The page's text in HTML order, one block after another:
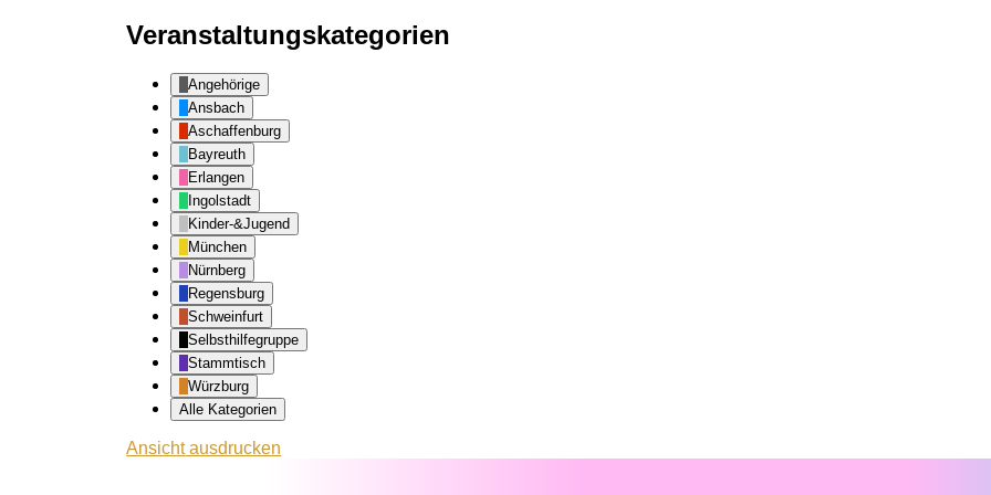
Veranstaltungskategorien
Angehörige
Ansbach
Aschaffenburg
Bayreuth
Erlangen
Ingolstadt
Kinder-&Jugend
München
Nürnberg
Regensburg
Schweinfurt
Selbsthilfegruppe
Stammtisch
Würzburg
Alle Kategorien
Ansichtausdrucken